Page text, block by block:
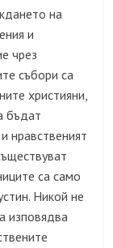
на
и
чрез
събори са
християни,
бъдат
нравственият
са само
Никой не
изповядва